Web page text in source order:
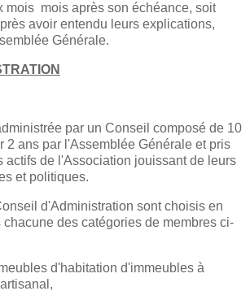
mois mois après son échéance, soit
avoir entendu leurs explications,
Générale.
par un Conseil composé de 10
2 ans par l'Assemblée Générale et pris
actifs de l'Association jouissant de leurs
et politiques.
d'Administration sont choisis en
des catégories de membres ci-
d'habitation d'immeubles à